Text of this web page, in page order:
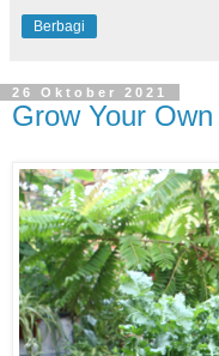
Berbagi
26 Oktober 2021
Grow Your